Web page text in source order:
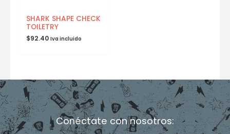
SHARK SHAPE CHECK
TOILETRY
$92.40 Iva incluido
Conéctate con nosotros: